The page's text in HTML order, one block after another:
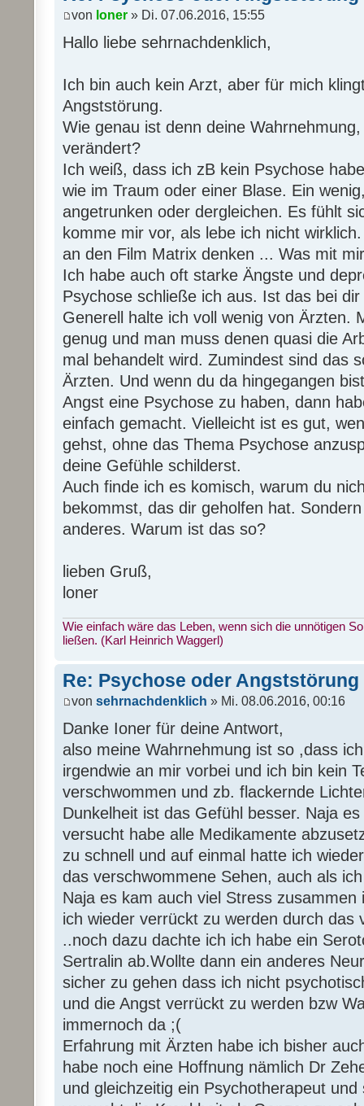
von loner » Di. 07.06.2016, 15:55
Hallo liebe sehrnachdenklich,
Ich bin auch kein Arzt, aber für mich
Angststörung.
Wie genau ist denn deine
verändert?
Ich weiß, dass ich zB kein Psychose
wie im Traum oder einer Blase. Ein
angetrunken oder dergleichen. Es fühlt
komme mir vor, als lebe ich nicht
an den Film Matrix denken ... Was mit
Ich habe auch oft starke Ängste und
Psychose schließe ich aus. Ist das bei
Generell halte ich voll wenig von Ärzten.
genug und man muss denen quasi die
mal behandelt wird. Zumindest sind das
Ärzten. Und wenn du da hingegangen
Angst eine Psychose zu haben, dann
einfach gemacht. Vielleicht ist es gut,
gehst, ohne das Thema Psychose
deine Gefühle schilderst.
Auch finde ich es komisch, warum du
bekommst, das dir geholfen hat.
anderes. Warum ist das so?
lieben Gruß,
loner
Wie einfach wäre das Leben, wenn sich die unnötigen
ließen. (Karl Heinrich Waggerl)
Re: Psychose oder Angststörung
von sehrnachdenklich » Mi. 08.06.2016, 00:16
Danke Ioner für deine Antwort,
also meine Wahrnehmung ist so ,dass
irgendwie an mir vorbei und ich bin kein
verschwommen und zb. flackernde
Dunkelheit ist das Gefühl besser. Naja
versucht habe alle Medikamente
zu schnell und auf einmal hatte ich
das verschwommene Sehen, auch als
Naja es kam auch viel Stress
ich wieder verrückt zu werden durch das
..noch dazu dachte ich ich habe ein
Sertralin ab.Wollte dann ein anderes
sicher zu gehen dass ich nicht
und die Angst verrückt zu werden bzw
immernoch da ;(
Erfahrung mit Ärzten habe ich bisher
habe noch eine Hoffnung nämlich Dr
und gleichzeitig ein Psychotherapeut